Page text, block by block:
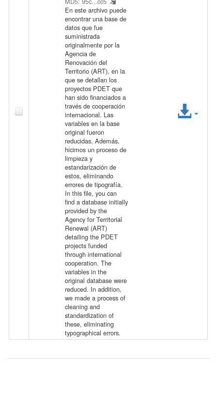
En este archivo puede
encontrar una base de
datos que fue
suministrada
originalmente por la
Agencia de
Renovación del
Territorio (ART), en la
que se detallan los
proyectos PDET que
han sido financiados a
través de cooperación
internacional. Las
variables en la base
original fueron
reducidas. Además,
hicimos un proceso de
limpieza y
estandarización de
estos, eliminando
errores de tipografía.
In this file, you can
find a database initially
provided by the
Agency for Territorial
Renewal (ART)
detailing the PDET
projects funded
through international
cooperation. The
variables in the
original database were
reduced. In addition,
we made a process of
cleaning and
standardization of
these, eliminating
typographical errors.
A